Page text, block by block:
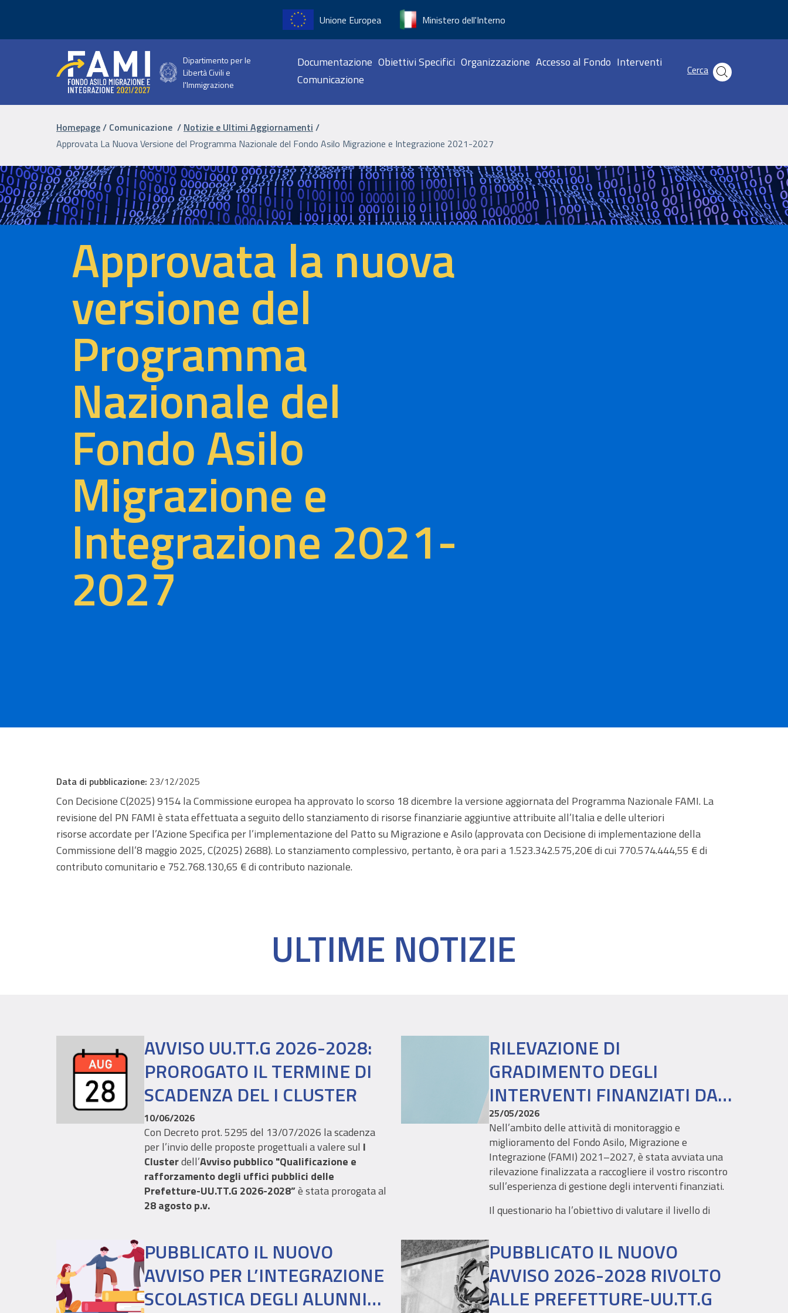
Unione Europea
Ministero dell'Interno
Dipartimento per le
Libertà Civili e
l'Immigrazione
Navigazione principale
Documentazione Obiettivi Specifici Organizzazione Accesso al Fondo Interventi
Comunicazione
Cerca
Briciole di pane
Homepage Comunicazione
Notizie e Ultimi Aggiornamenti
Approvata La Nuova Versione del Programma Nazionale del Fondo Asilo Migrazione e Integrazione 2021-2027
Approvata la nuova
versione del
Programma
Nazionale del
Fondo Asilo
Migrazione e
Integrazione 2021-
2027
Data di pubblicazione: 23/12/2025
Con Decisione C(2025) 9154 la Commissione europea ha approvato lo scorso 18 dicembre la versione aggiornata del Programma Nazionale FAMI. La
revisione del PN FAMI è stata effettuata a seguito dello stanziamento di risorse finanziarie aggiuntive attribuite all’Italia e delle ulteriori
risorse accordate per l’Azione Specifica per l’implementazione del Patto su Migrazione e Asilo (approvata con Decisione di implementazione della
Commissione dell’8 maggio 2025, C(2025) 2688). Lo stanziamento complessivo, pertanto, è ora pari a 1.523.342.575,20€ di cui 770.574.444,55 € di
contributo comunitario e 752.768.130,65 € di contributo nazionale.
ULTIME NOTIZIE
AVVISO UU.TT.G 2026-2028:
PROROGATO IL TERMINE DI
SCADENZA DEL I CLUSTER
10/06/2026
Con Decreto prot. 5295 del 13/07/2026 la scadenza
per l’invio delle proposte progettuali a valere sul I
Clusterdell’Avviso pubblico "Qualificazione e
rafforzamento degli uffici pubblici delle
Prefetture-UU.TT.G 2026-2028”è stata prorogata al
28 agosto p.v.
RILEVAZIONE DI
GRADIMENTO DEGLI
INTERVENTI FINANZIATI DAL
FONDO FAMI 2021–2027
25/05/2026
Nell’ambito delle attività di monitoraggio e
miglioramento del Fondo Asilo, Migrazione e
Integrazione (FAMI) 2021–2027, è stata avviata una
rilevazione finalizzata a raccogliere il vostro riscontro
sull’esperienza di gestione degli interventi finanziati.
Il questionario ha l’obiettivo di valutare il livello di
miglioramento e orientare le future azioni di
evoluzione del Fondo.
La survey si articola in due sezioni principali:
PUBBLICATO IL NUOVO
AVVISO PER L’INTEGRAZIONE
SCOLASTICA DEGLI ALUNNI
PUBBLICATO IL NUOVO
AVVISO 2026-2028 RIVOLTO
ALLE PREFETTURE-UU.TT.G